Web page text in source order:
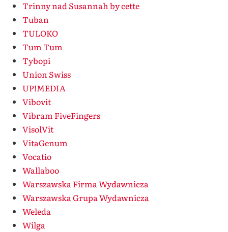
Trinny nad Susannah by cette
Tuban
TULOKO
Tum Tum
Tybopi
Union Swiss
UP!MEDIA
Vibovit
Vibram FiveFingers
VisolVit
VitaGenum
Vocatio
Wallaboo
Warszawska Firma Wydawnicza
Warszawska Grupa Wydawnicza
Weleda
Wilga